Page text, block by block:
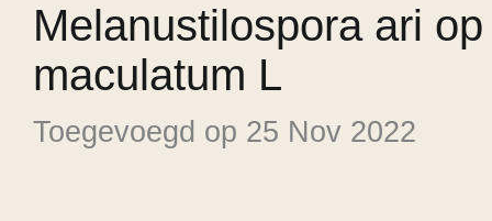
Melanustilospora ari
maculatum L
Toegevoegd op 25 Nov 2022